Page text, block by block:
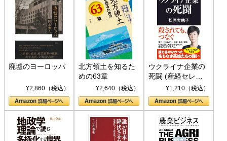
廃墟のヨーロッパ
¥2,860（税込）
北方領土を知るた
めの63章
¥2,640（税込）
ウクライナ企業の
死闘 (産経セレク
ト S 039)¥1,210（税込）